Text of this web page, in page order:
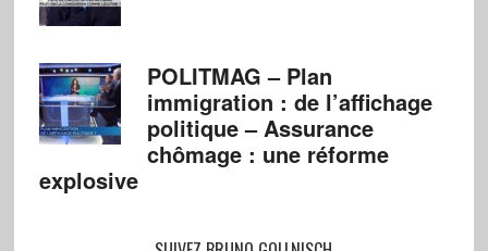
POLITMAG – Plan
immigration : de l’affichage
politique – Assurance
chômage : une réforme
explosive